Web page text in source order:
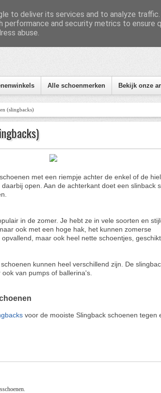
Informatie, tips en nieuws
Alle schoenmerken Bekijk onze
(slingbacks)
met een riempje achter de enkel of de
open. Aan de achterkant doet een slinback
in de zomer. Je hebt ze in vele soorten en
ook met een hoge hak, het kunnen zomerse
maar ook heel nette schoentjes,
kunnen heel verschillend zijn. De
van pumps of ballerina's.
voor de mooiste Slingback schoenen tegen
to deliver its services and to analyze
performance and security metrics to ensure
abuse.